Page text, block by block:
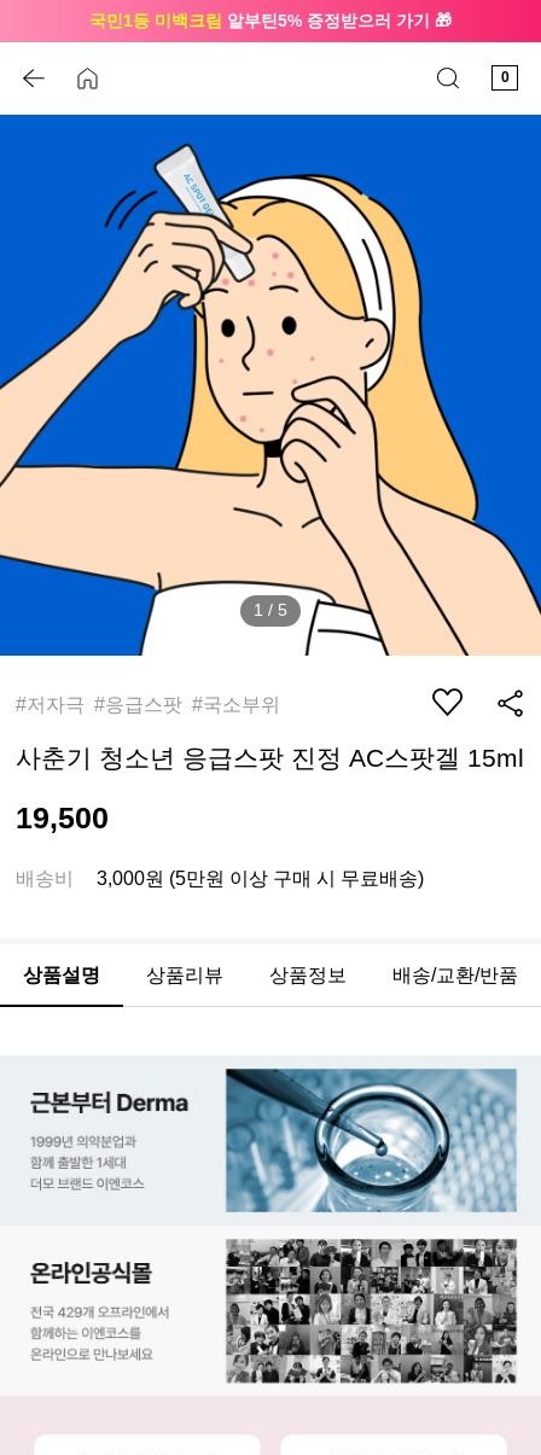
국민1등 미백크림 알부틴5% 증정받으러 가기 🎁
0
1 / 5
#저자극 #응급스팟 #국소부위
사춘기 청소년 응급스팟 진정 AC스팟겔 15ml
19,500
배송비 3,000원 (5만원 이상 구매 시 무료배송)
상품설명 상품리뷰 상품정보 배송/교환/반품